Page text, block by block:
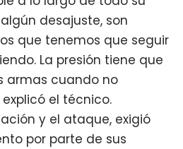
desajuste, son
que tenemos que seguir
La presión tiene que
armas cuando no
el técnico.
y el ataque, exigió
por parte de sus